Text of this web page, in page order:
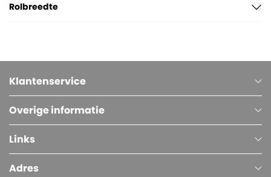
Rolbreedte
Klantenservice
Overige informatie
Links
Adres